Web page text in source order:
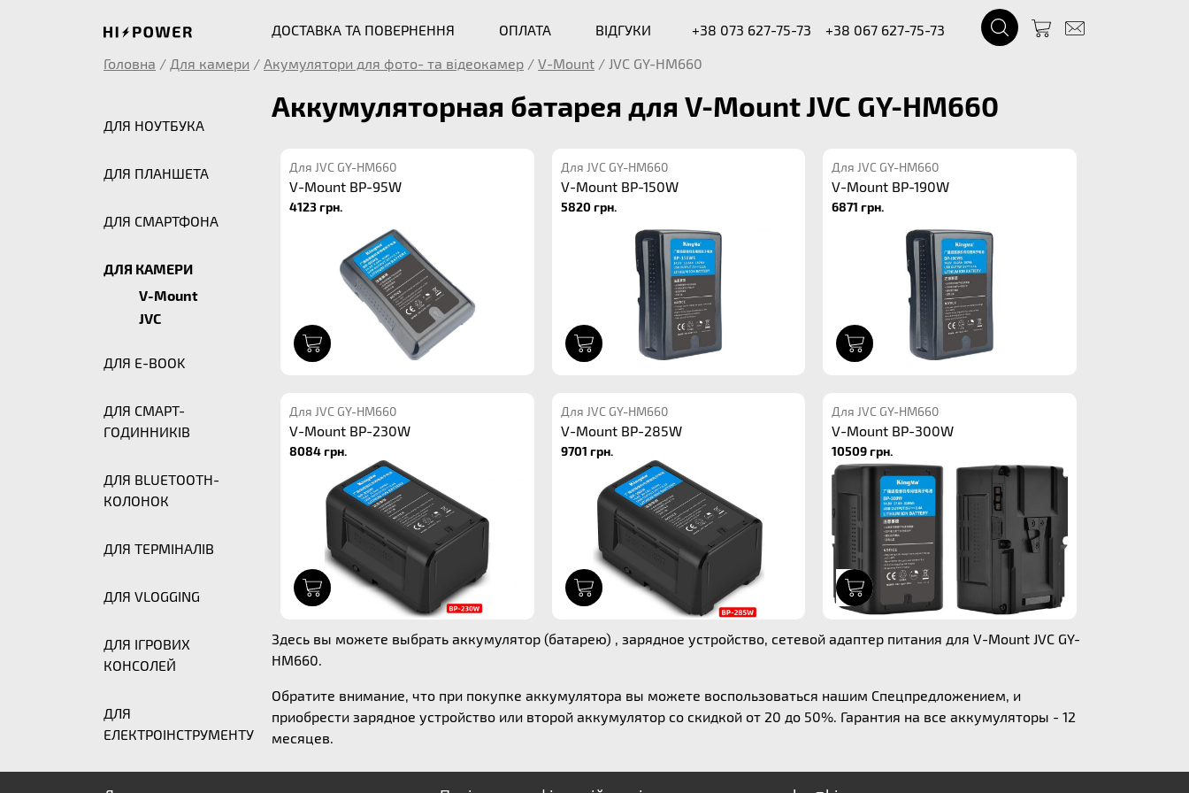
ДОСТАВКА ТА ПОВЕРНЕННЯ ОПЛАТА ВІДГУКИ +38 073 627-75-73
+38 067 627-75-73
Головна / Для камери / Акумулятори для фото- та відеокамер / V-Mount / JVC GY-HM660
ДЛЯ НОУТБУКА
ДЛЯ ПЛАНШЕТА
ДЛЯ СМАРТФОНА
ДЛЯ КАМЕРИ
V-Mount
JVC
ДЛЯ E-BOOK
ДЛЯ СМАРТ-
ГОДИННИКІВ
ДЛЯ BLUETOOTH-
КОЛОНОК
ДЛЯ ТЕРМІНАЛІВ
ДЛЯ VLOGGING
ДЛЯ ІГРОВИХ
КОНСОЛЕЙ
ДЛЯ
ЕЛЕКТРОІНСТРУМЕНТУ
Аккумуляторная батарея для V-Mount JVC GY-HM660
Для JVC GY-HM660
V-Mount BP-95W
4123 грн.
Для JVC GY-HM660
V-Mount BP-150W
5820 грн.
Для JVC GY-HM660
V-Mount BP-190W
6871 грн.
Для JVC GY-HM660
V-Mount BP-230W
8084 грн.
Для JVC GY-HM660
V-Mount BP-285W
9701 грн.
Для JVC GY-HM660
V-Mount BP-300W
10509 грн.
Здесь вы можете выбрать аккумулятор (батарею) , зарядное устройство, сетевой адаптер питания для V-Mount JVC GY-
HM660.
Обратите внимание, что при покупке аккумулятора вы можете воспользоваться нашим Спецпредложением, и
приобрести зарядное устройство или второй аккумулятор со скидкой от 20 до 50%. Гарантия на все аккумуляторы - 12
месяцев.